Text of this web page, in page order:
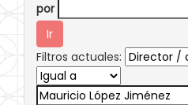
por
Filtros actuales: